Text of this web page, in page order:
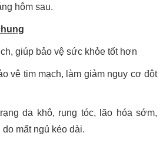
hôm sau.
giúp bảo vệ sức khỏe tốt hơn
vệ tim mạch, làm giảm nguy cơ đột
da khô, rụng tóc, lão hóa sớm,
do mất ngủ kéo dài.